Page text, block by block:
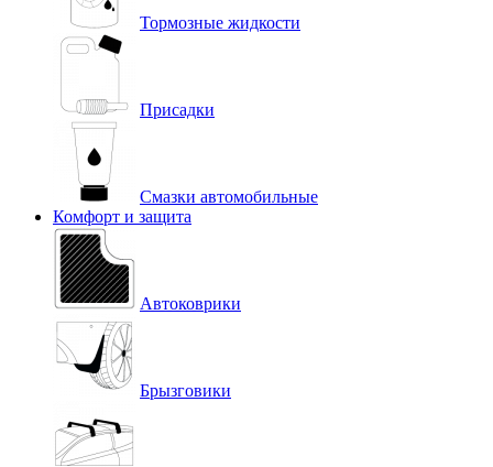
Тормозные жидкости
Присадки
Смазки автомобильные
Комфорт и защита
Автоковрики
Брызговики